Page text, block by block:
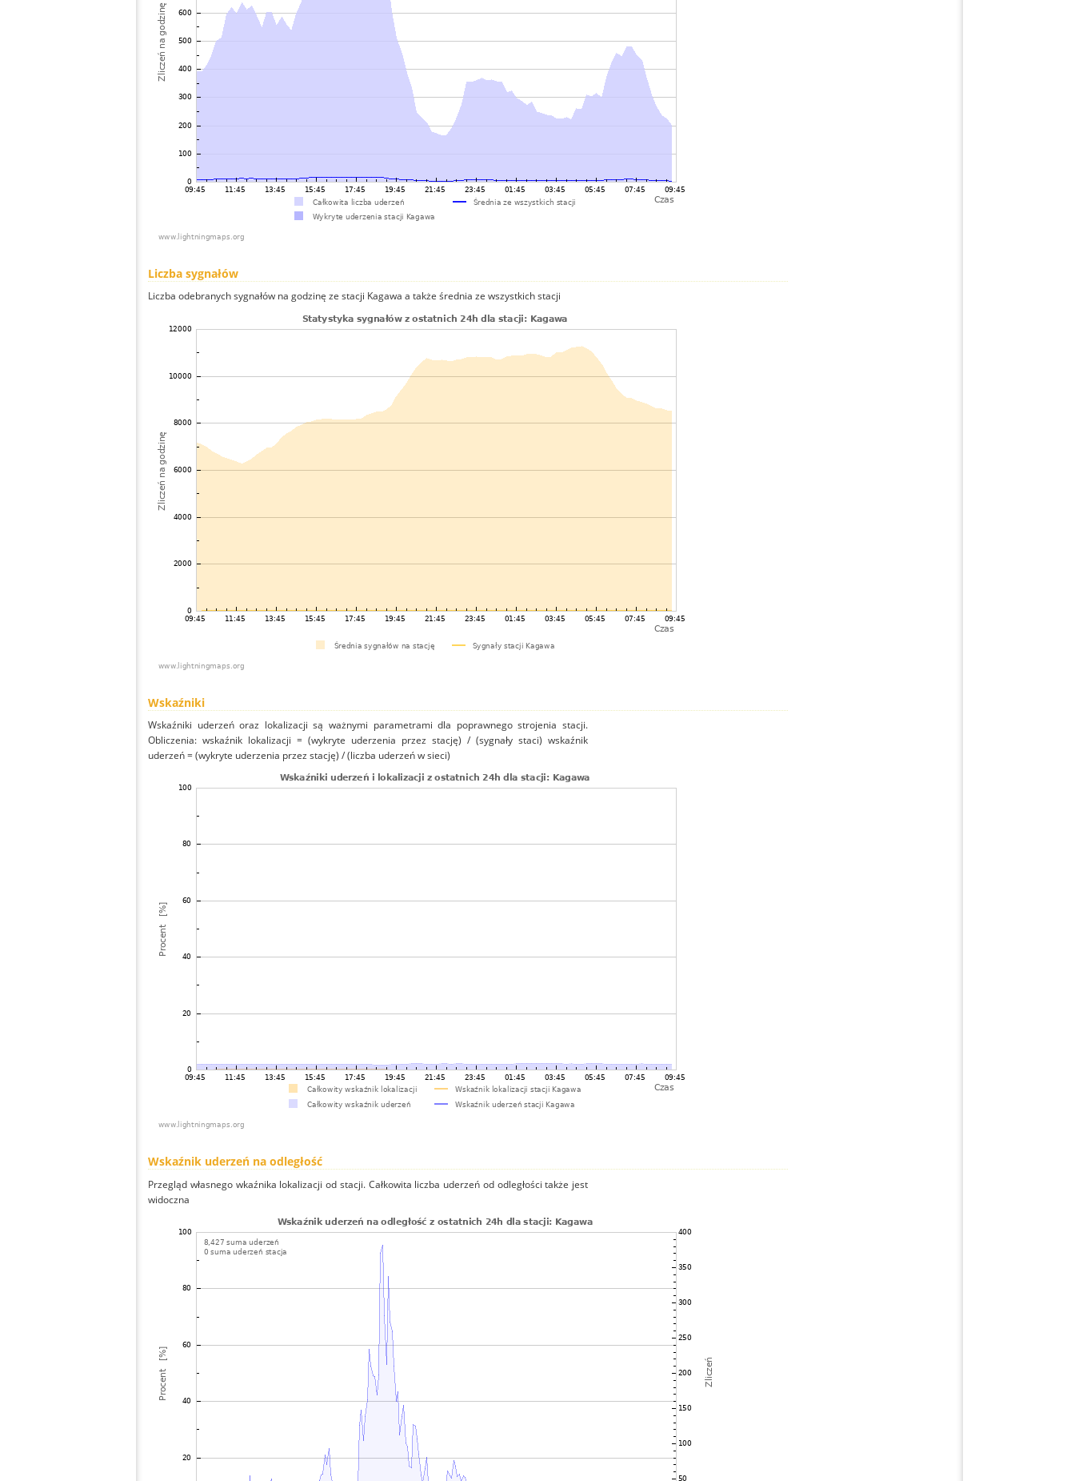
Liczba sygnałów
Liczba odebranych sygnałów na godzinę ze stacji Kagawa a także średnia ze wszystkich stacji
Wskaźniki
Wskaźniki uderzeń oraz lokalizacji są ważnymi parametrami dla poprawnego strojenia stacji.
Obliczenia: wskaźnik lokalizacji = (wykryte uderzenia przez stację) / (sygnały staci) wskaźnik
uderzeń = (wykryte uderzenia przez stację) / (liczba uderzeń w sieci)
Wskaźnik uderzeń na odległość
Przegląd własnego wkaźnika lokalizacji od stacji. Całkowita liczba uderzeń od odległości także jest
widoczna